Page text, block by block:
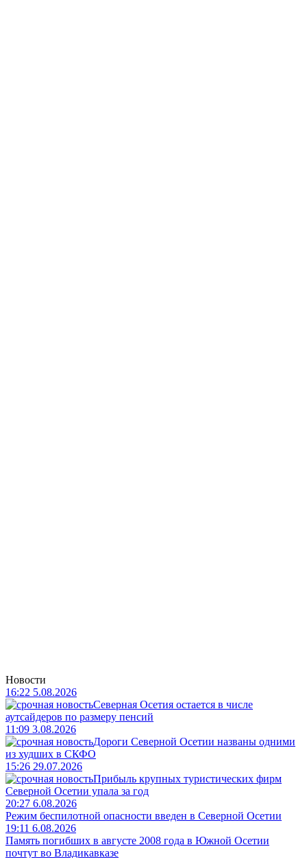
Новости
16:22 5.08.2026
Северная Осетия остается в числе
аутсайдеров по размеру пенсий
11:09 3.08.2026
Дороги Северной Осетии названы одними
из худших в СКФО
15:26 29.07.2026
Прибыль крупных туристических фирм
Северной Осетии упала за год
20:27 6.08.2026
Режим беспилотной опасности введен в Северной Осетии
19:11 6.08.2026
Память погибших в августе 2008 года в Южной Осетии
почтут во Владикавказе